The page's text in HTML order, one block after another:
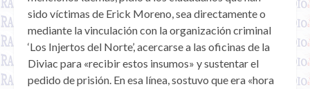
sido víctimas de Erick Moreno, sea directamente o
mediante la vinculación con la organización criminal
‘Los Injertos del Norte’, acercarse a las oficinas de la
Diviac para «recibir estos insumos» y sustentar el
pedido de prisión. En esa línea, sostuvo que era «hora